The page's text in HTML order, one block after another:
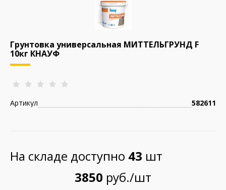
Грунтовка универсальная МИТТЕЛЬГРУНД F
10кг КНАУФ
Артикул 582611
На складе доступно 43 шт
3850 руб./шт